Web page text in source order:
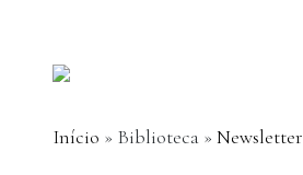
Início » Biblioteca » Newsletter